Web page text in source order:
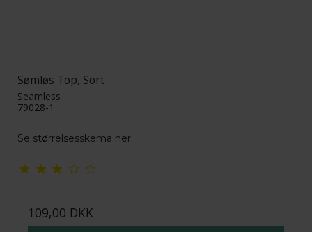
Sømløs Top, Sort
Seamless
79028-1
Se størrelsesskema her
109,00 DKK